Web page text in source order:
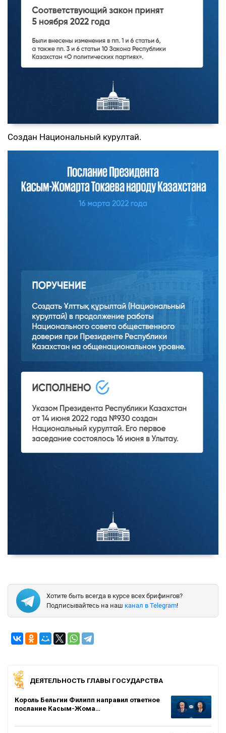
Создан Национальный курултай.
Хотите быть всегда в курсе всех брифингов?
Подписывайтесь на наш канал в Telegram!
ДЕЯТЕЛЬНОСТЬ ГЛАВЫ ГОСУДАРСТВА
Король Бельгии Филипп направил ответное
послание Касым-Жома…